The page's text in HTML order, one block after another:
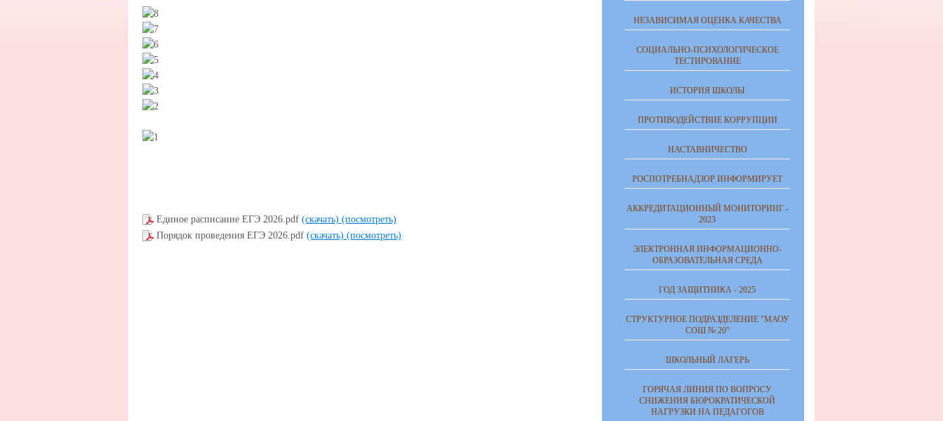
Единое расписание ЕГЭ 2026.pdf (скачать) (посмотреть)
Порядок проведения ЕГЭ 2026.pdf (скачать) (посмотреть)
НЕЗАВИСИМАЯ ОЦЕНКА КАЧЕСТВА
СОЦИАЛЬНО-ПСИХОЛОГИЧЕСКОЕ
ТЕСТИРОВАНИЕ
ИСТОРИЯ ШКОЛЫ
ПРОТИВОДЕЙСТВИЕ КОРРУПЦИИ
НАСТАВНИЧЕСТВО
РОСПОТРЕБНАДЗОР ИНФОРМИРУЕТ
АККРЕДИТАЦИОННЫЙ МОНИТОРИНГ -
2023
ЭЛЕКТРОННАЯ ИНФОРМАЦИОННО-
ОБРАЗОВАТЕЛЬНАЯ СРЕДА
ГОД ЗАЩИТНИКА - 2025
СТРУКТУРНОЕ ПОДРАЗДЕЛЕНИЕ "МАОУ
СОШ № 20"
ШКОЛЬНЫЙ ЛАГЕРЬ
ГОРЯЧАЯ ЛИНИЯ ПО ВОПРОСУ
СНИЖЕНИЯ БЮРОКРАТИЧЕСКОЙ
НАГРУЗКИ НА ПЕДАГОГОВ